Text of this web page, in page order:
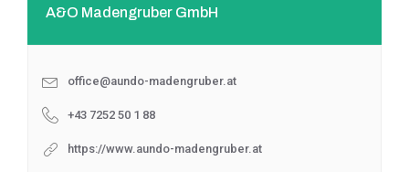
A&O Madengruber GmbH
office@aundo-madengruber.at
+43 7252 50 1 88
https://www.aundo-madengruber.at